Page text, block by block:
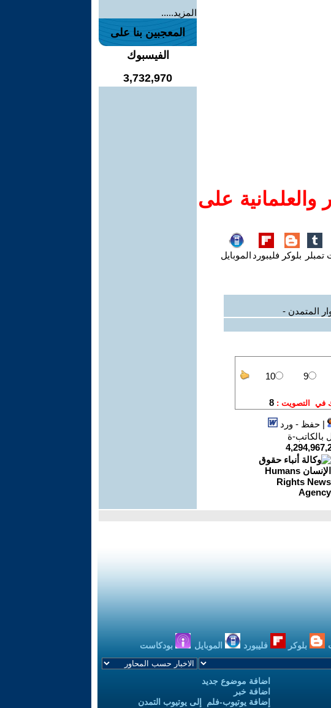
على
تمبلر بلوكر فليبورد الموبايل
المتمدن -
|حفظ - ورد
بالكاتب-ة
المزيد.....
المعجبين بنا على
الفيسبوك
3,732,970
بلوكر فليبورد الموبايل بودكاست
اضافة موضوع جديد
اضافة خبر
إضافة يوتيوب-فلم إلى يوتيوب التمدن